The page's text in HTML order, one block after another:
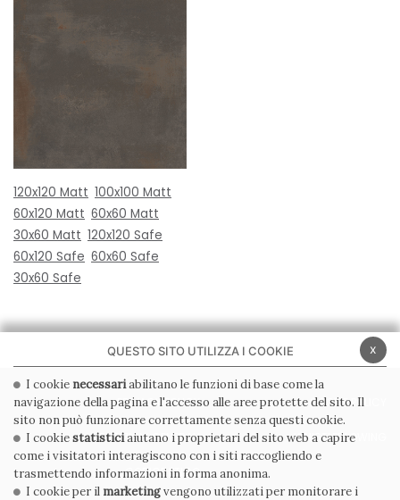
120x120 Matt 100x100 Matt
60x120 Matt 60x60 Matt
30x60 Matt 120x120 Safe
60x120 Safe 60x60 Safe
30x60 Safe
PRIVACY POLICY COOKIE POLICY
CONDIZIONI GENERALI WHISTLEBLOWING
CODICE ETICO
x
QUESTO SITO UTILIZZA I COOKIE
I cookie necessariabilitano le funzioni di base come la
navigazione della pagina e l'accesso alle aree protette del sito. Il
sito non può funzionare correttamente senza questi cookie.
I cookiestatisticiaiutano i proprietari del sito web a capire
come i visitatori interagiscono con i siti raccogliendo e
trasmettendo informazioni in forma anonima.
I cookie per il marketingvengono utilizzati per monitorare i